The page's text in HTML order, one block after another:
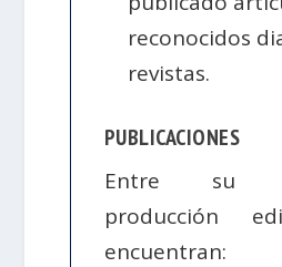
reconocidos
revistas.
PUBLICACIONES
Entre su
producción
encuentran: